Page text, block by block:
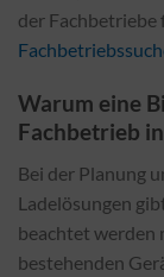
der Fachbetriebe
Warum eine
Fachbetrieb
Bei der Planung
Ladelösungen
beachtet werden
bestehenden